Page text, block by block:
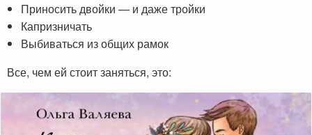
Приносить двойки — и даже тройки
Капризничать
Выбиваться из общих рамок
Все, чем ей стоит заняться, это: